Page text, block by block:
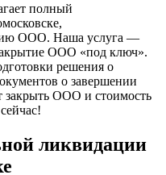
полный
ООО. Наша услуга —
ООО «под ключ».
решения о
о завершении
закрыть ООО и стоимость
ликвидации